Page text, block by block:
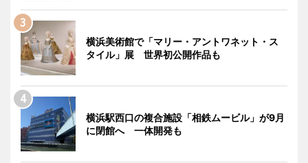
横浜美術館で「マリー・アントワネット・ス
タイル」展 世界初公開作品も
横浜駅西口の複合施設「相鉄ムービル」が9月
に閉館へ 一体開発も